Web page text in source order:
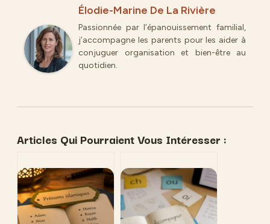
Élodie-Marine De La Rivière
Passionnée par l’épanouissement familial,
j’accompagne les parents pour les aider à
conjuguer organisation et bien-être au
quotidien.
Articles Qui Pourraient Vous Intéresser :